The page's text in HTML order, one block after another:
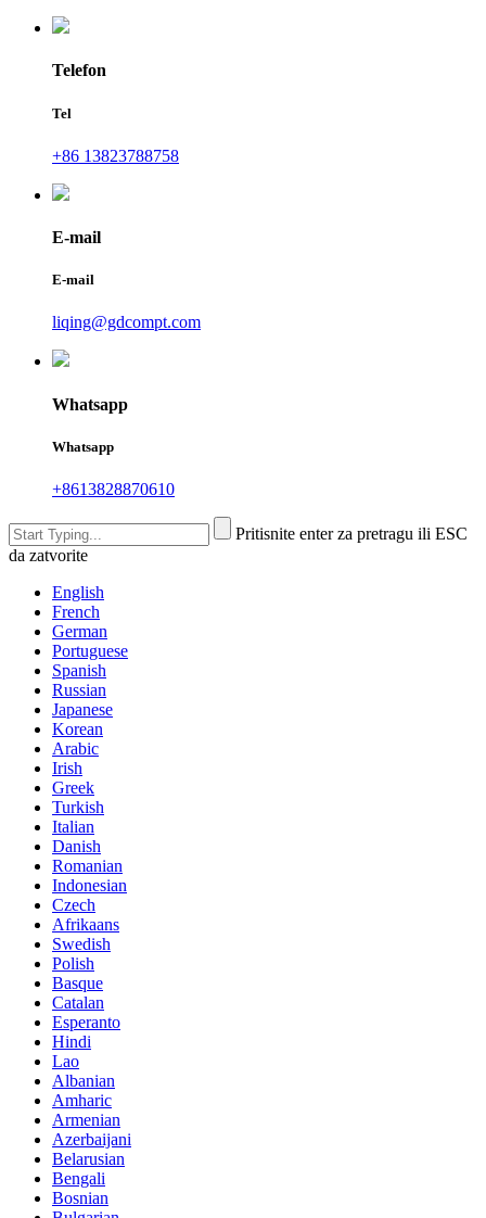
Telefon
Tel
+86 13823788758
E-mail
E-mail
liqing@gdcompt.com
Whatsapp
Whatsapp
+8613828870610
Pritisnite enter za pretragu ili ESC
da zatvorite
English
French
German
Portuguese
Spanish
Russian
Japanese
Korean
Arabic
Irish
Greek
Turkish
Italian
Danish
Romanian
Indonesian
Czech
Afrikaans
Swedish
Polish
Basque
Catalan
Esperanto
Hindi
Lao
Albanian
Amharic
Armenian
Azerbaijani
Belarusian
Bengali
Bosnian